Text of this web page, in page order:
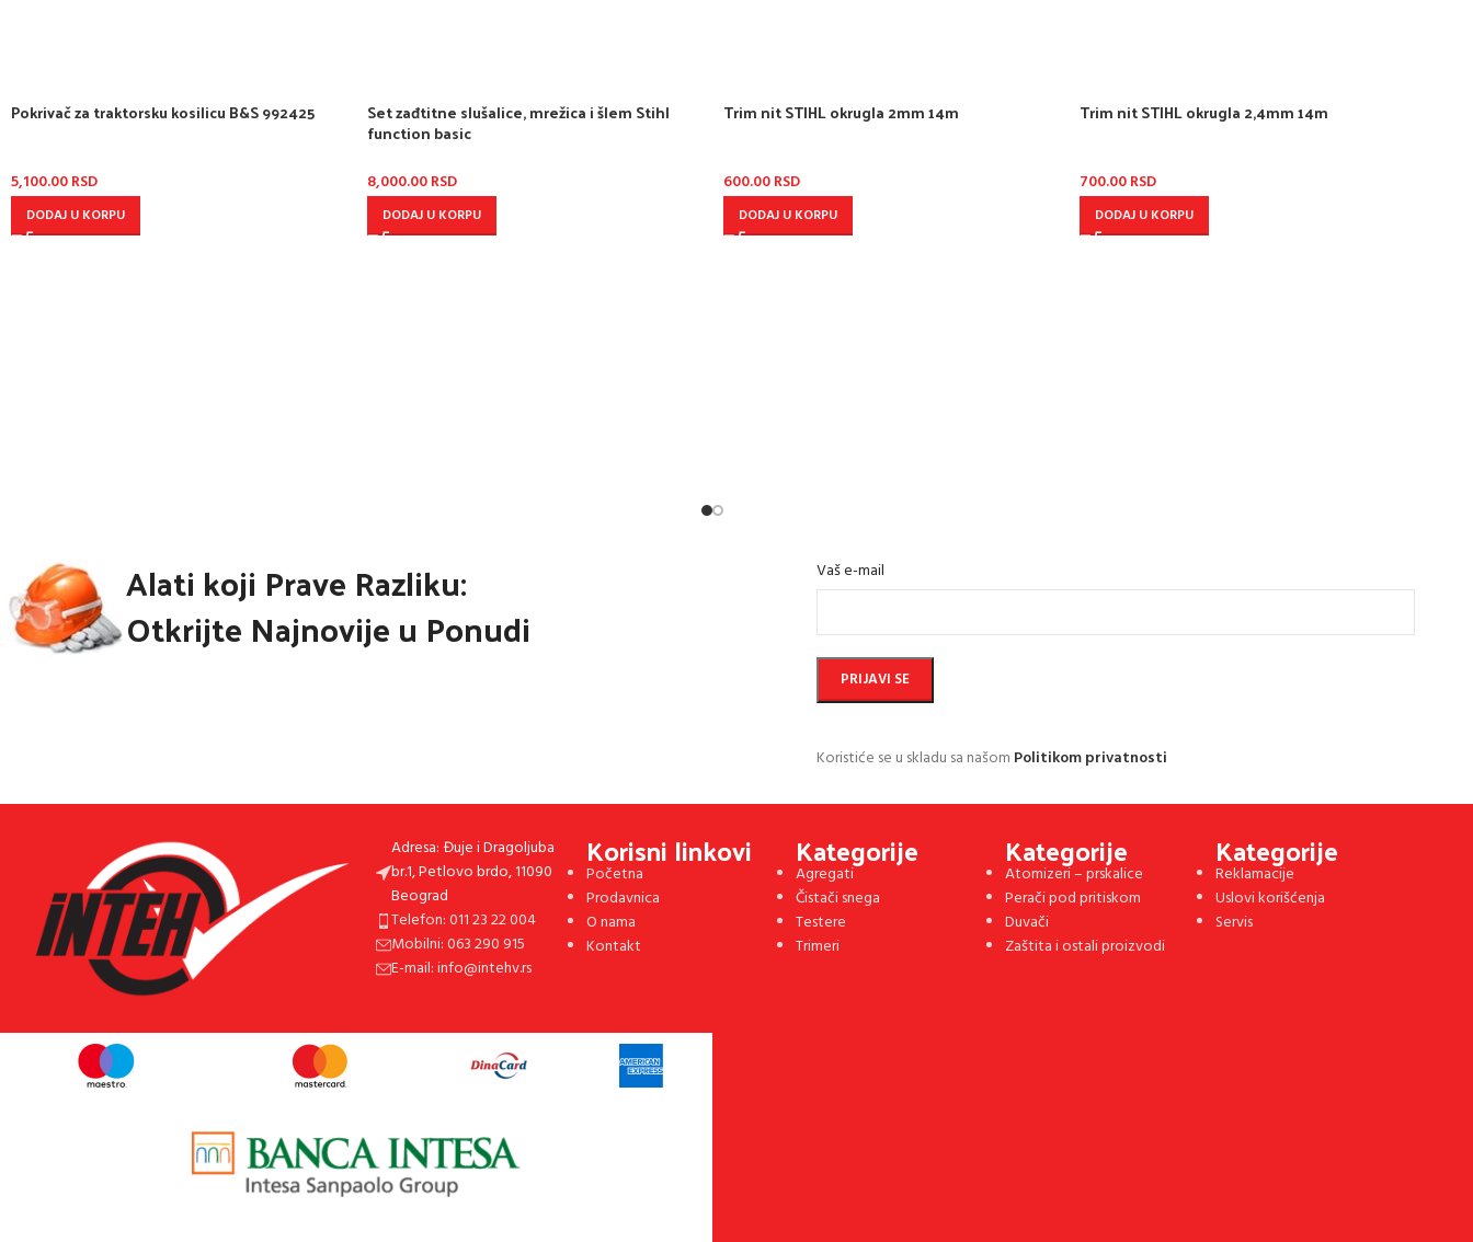
Pokrivač za traktorsku kosilicu B&S 992425
5,100.00RSD
DODAJ U KORPU
Set zađtitne slušalice, mrežica i šlem Stihl
function basic
8,000.00RSD
DODAJ U KORPU
Trim nit STIHL okrugla 2mm 14m
600.00RSD
DODAJ U KORPU
Trim nit STIHL okrugla 2,4mm 14m
700.00RSD
DODAJ U KORPU
Alati koji Prave Razliku:
Otkrijte Najnovije u Ponudi
Vaš e-mail
Koristiće se u skladu sa našom Politikom privatnosti
Adresa: Đuje i Dragoljuba
br.1, Petlovo brdo, 11090
Beograd
Telefon: 011 23 22 004
Mobilni: 063 290 915
E-mail: info@intehv.rs
Korisni linkovi
Početna
Prodavnica
O nama
Kontakt
Kategorije
Agregati
Čistači snega
Testere
Trimeri
Kategorije
Atomizeri – prskalice
Perači pod pritiskom
Duvači
Zaštita i ostali proizvodi
Kategorije
Reklamacije
Uslovi korišćenja
Servis